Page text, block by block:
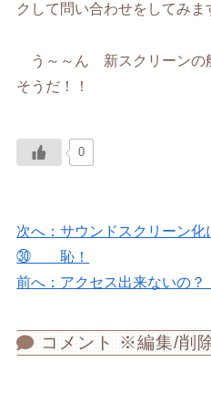
クして問い合わせをして
う～～ん 新スクリーンの
そうだ！！
0
次へ：サウンドスクリーン
㉚ 恥！
前へ：アクセス出来ないの
コメント ※編集/削